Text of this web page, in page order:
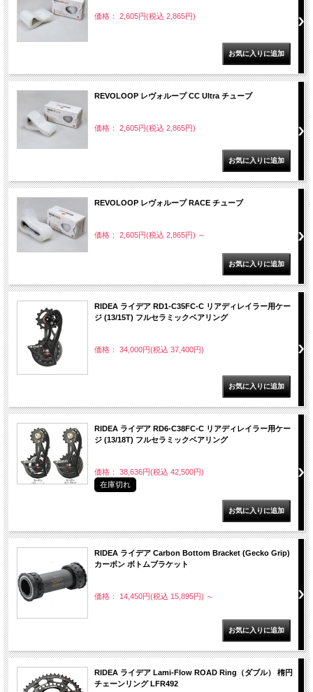
価格： 2,605円(税込 2,865円)
REVOLOOP レヴォループ CC Ultra チューブ
価格： 2,605円(税込 2,865円)
REVOLOOP レヴォループ RACE チューブ
価格： 2,605円(税込 2,865円) ～
RIDEA ライデア RD1-C35FC-C リアディレイラー用ケー
ジ (13/15T) フルセラミックベアリング
価格： 34,000円(税込 37,400円)
RIDEA ライデア RD6-C38FC-C リアディレイラー用ケー
ジ (13/18T) フルセラミックベアリング
価格： 38,636円(税込 42,500円)
在庫切れ
RIDEA ライデア Carbon Bottom Bracket (Gecko Grip)
カーボン ボトムブラケット
価格： 14,450円(税込 15,895円) ～
RIDEA ライデア Lami-Flow ROAD Ring（ダブル） 楕円
チェーンリング LFR492